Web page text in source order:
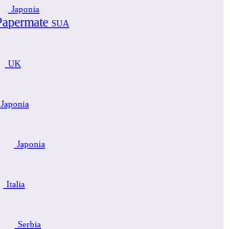
Japonia
SUA
UK
Japonia
Japonia
Italia
Serbia